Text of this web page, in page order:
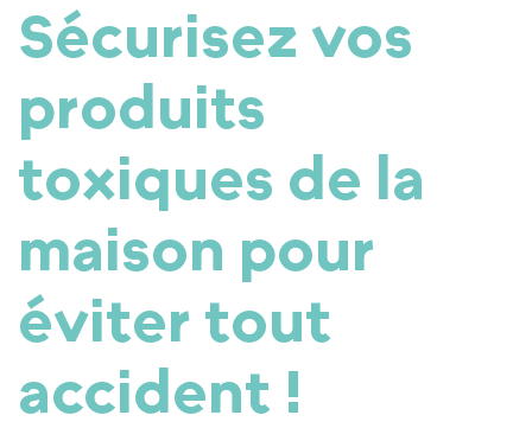
Sécurisez vos
produits
toxiques de la
maison pour
éviter tout
accident !